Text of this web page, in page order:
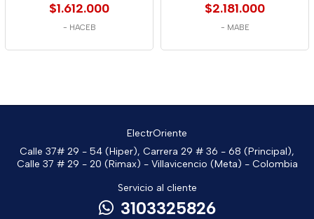
$1.612.000
- HACEB
$2.181.000
- MABE
ElectrOriente
Calle 37# 29 - 54 (Hiper), Carrera 29 # 36 - 68 (Principal),
Calle 37 # 29 - 20 (Rimax) - Villavicencio (Meta) - Colombia
Servicio al cliente
3103325826